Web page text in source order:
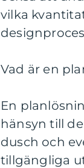
vilka
Vad är en
En
hänsyn till
dusch och
tillgängliga